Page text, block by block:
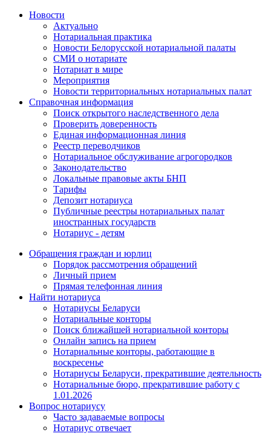
Новости
Актуально
Нотариальная практика
Новости Белорусской нотариальной палаты
СМИ о нотариате
Нотариат в мире
Мероприятия
Новости территориальных нотариальных палат
Справочная информация
Поиск открытого наследственного дела
Проверить доверенность
Единая информационная линия
Реестр переводчиков
Нотариальное обслуживание агрогородков
Законодательство
Локальные правовые акты БНП
Тарифы
Депозит нотариуса
Публичные реестры нотариальных палат
иностранных государств
Нотариус - детям
Обращения граждан и юрлиц
Порядок рассмотрения обращений
Личный прием
Прямая телефонная линия
Найти нотариуса
Нотариусы Беларуси
Нотариальные конторы
Поиск ближайшей нотариальной конторы
Онлайн запись на прием
Нотариальные конторы, работающие в
воскресенье
Нотариусы Беларуси, прекратившие деятельность
Нотариальные бюро, прекратившие работу с
1.01.2026
Вопрос нотариусу
Часто задаваемые вопросы
Нотариус отвечает